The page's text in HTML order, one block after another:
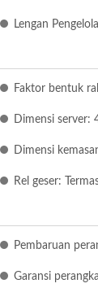
Lengan
Faktor bentuk
Dimensi server:
Dimensi
Rel geser:
Pembaruan
Garansi